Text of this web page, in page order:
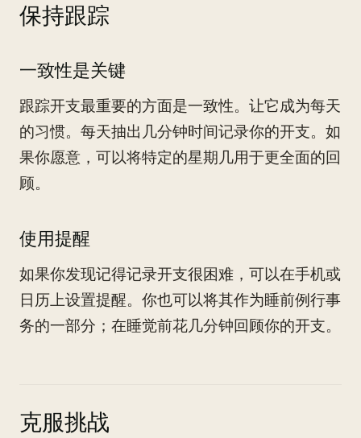
保持跟踪
一致性是关键
跟踪开支最重要的方面是一致性。让它成为每天
的习惯。每天抽出几分钟时间记录你的开支。如
果你愿意，可以将特定的星期几用于更全面的回
顾。
使用提醒
如果你发现记得记录开支很困难，可以在手机或
日历上设置提醒。你也可以将其作为睡前例行事
务的一部分；在睡觉前花几分钟回顾你的开支。
克服挑战